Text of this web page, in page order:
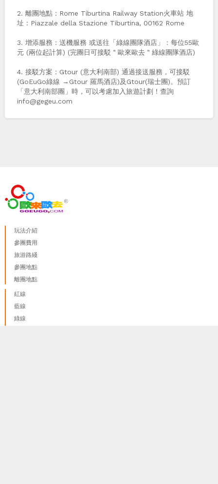
2. 離團地點：Rome Tiburtina Railway Station火車站 地
址：Piazzale della Stazione Tiburtina, 00162 Rome
3. 增添服務：送機服務 或送往「綠線團隊酒店」：每位55歐
元 (兩位起計算) (完團日可接駁＂歐來歐去＂綠線團隊酒店)
4. 接駁方案：Gtour (意大利南部) 通過接送服務，可接駁
(GoEuGo綠線 →Gtour 羅馬酒店)及Gtour(瑞士團)。預訂
「意大利南部團」時，可以考慮加入旅遊計劃！查詢
info@gegeu.com
玩法介紹
參團費用
旅游路綫
參團地點
離團地點
紅線
藍線
綠線